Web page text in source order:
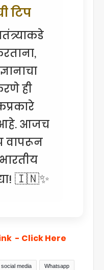
टिप
ही
आहे. आजच
वापरून
🇮🇳✨
- Click Here
social media Whatsapp